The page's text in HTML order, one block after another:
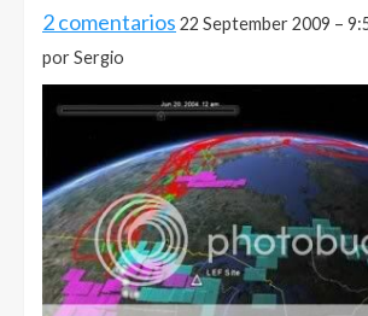
2 comentarios 22 September 2009 –
por Sergio